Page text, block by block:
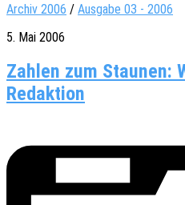
Archiv 2006 / Ausgabe 03 - 2006
5. Mai 2006
Zahlen zum Staunen:
Redaktion